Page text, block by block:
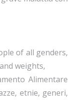
of all genders,
weights,
Alimentare
etnie, generi,